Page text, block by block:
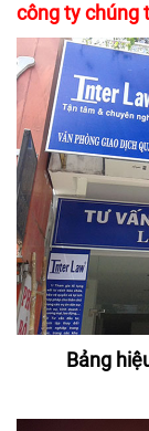
công ty chúng
Bảng